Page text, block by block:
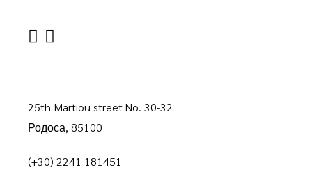
25th Martiou street No. 30-32
Родоса, 85100
(+30) 2241 181451